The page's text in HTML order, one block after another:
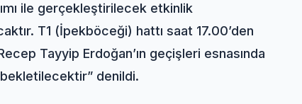
ile gerçekleştirilecek etkinlik
T1 (İpekböceği) hattı saat 17.00’den
Tayyip Erdoğan’ın geçişleri esnasında
denildi.